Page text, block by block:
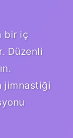
bir iç
Düzenli
jimnastiği